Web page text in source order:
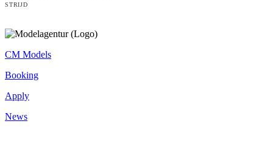
STRIJD
CM Models
Booking
Apply
News